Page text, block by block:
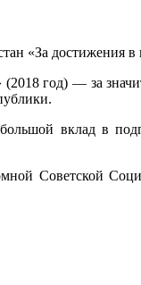
«За достижения в
(2018 год) — за
вклад в
Советской